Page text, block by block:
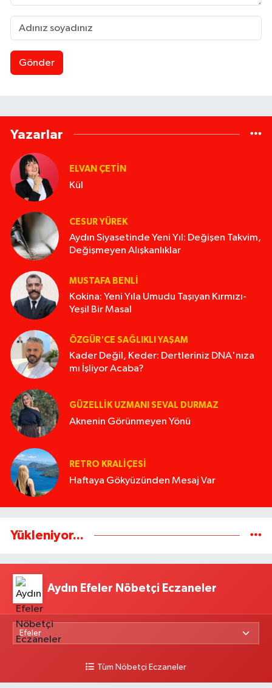
Gönder
Yazarlar
ELVAN ÇETIN
Kül
CESUR YÜREK
Aydın Siyasetinde Yeni Yıl: Değişen Takvim,
Değişmeyen Alışkanlıklar
MUSTAFA BENLI
Kokina: Yeni Yıla Umudu Taşıyan Kırmızı-
Yeşil Bir Masal
ÖZGÜR'CE SAĞLIKLI YAŞAM
Kader Değil, Keder: Dertleriniz DNA'nıza
mı İşliyor Acaba?
GÜZELLIK UZMANI SEVAL DURMAZ
Aknenin Görünmeyen Yönü
RETRO KRALIÇESI
Haftaya Gökyüzünden Mesaj Var
Yükleniyor...
Aydın Efeler Nöbetçi Eczaneler
Tüm Nöbetçi Eczaneler